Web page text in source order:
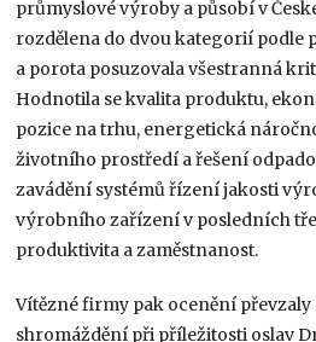
průmyslové výroby a působí v
rozdělena do dvou kategorií podle
a porota posuzovala všestranná
Hodnotila se kvalita produktu,
pozice na trhu, energetická
životního prostředí a řešení
zavádění systémů řízení jakosti
výrobního zařízení v posledních
produktivita a zaměstnanost.
Vítězné firmy pak ocenění
shromáždění při příležitosti oslav